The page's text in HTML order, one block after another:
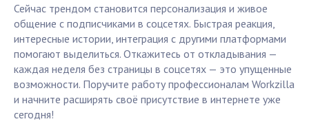
Сейчас трендом становится персонализация и живое
общение с подписчиками в соцсетях. Быстрая реакция,
интересные истории, интеграция с другими платформами
помогают выделиться. Откажитесь от откладывания —
каждая неделя без страницы в соцсетях — это упущенные
возможности. Поручите работу профессионалам Workzilla
и начните расширять своё присутствие в интернете уже
сегодня!